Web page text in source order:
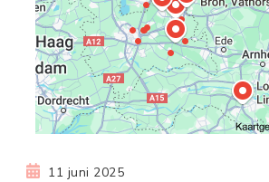
11 juni 2025